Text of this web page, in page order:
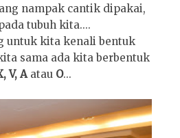
nampak cantik dipakai,
tubuh kita....
untuk kita kenali bentuk
sama ada kita berbentuk
V, Aatau O...